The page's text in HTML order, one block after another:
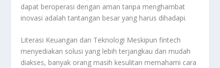
dapat beroperasi dengan aman tanpa menghambat
inovasi adalah tantangan besar yang harus dihadapi.
Literasi Keuangan dan Teknologi Meskipun fintech
menyediakan solusi yang lebih terjangkau dan mudah
diakses, banyak orang masih kesulitan memahami cara